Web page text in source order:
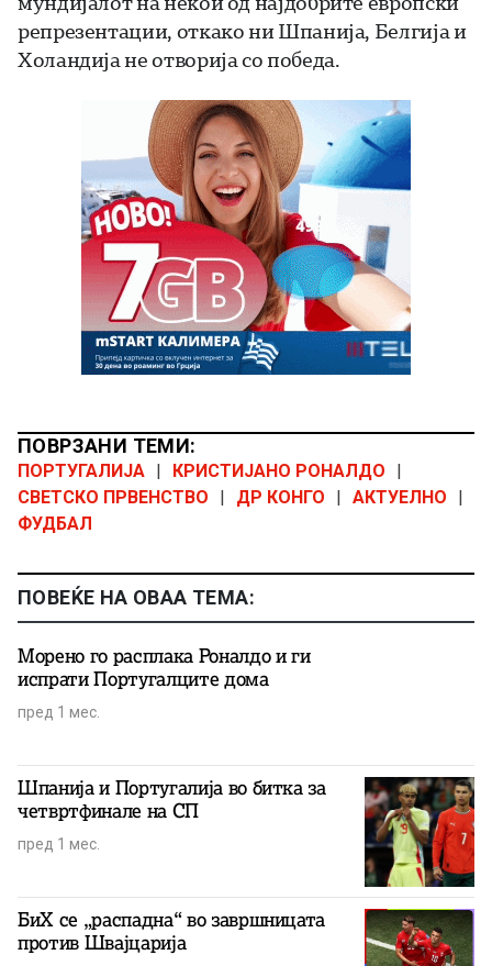
репрезентации, откако ни Шпанија, Белгија и
Холандија не отворија со победа.
ПОВРЗАНИ ТЕМИ:
ПОРТУГАЛИЈА КРИСТИЈАНО РОНАЛДО
СВЕТСКО ПРВЕНСТВО
ДР КОНГО АКТУЕЛНО
ФУДБАЛ
ПОВЕЌЕ НА ОВАА ТЕМА:
Морено го расплака Роналдо и ги
испрати Португалците дома
пред 1 мес.
Шпанија и Португалија во битка за
четвртфинале на СП
пред 1 мес.
БиХ се „распадна“ во завршницата
против Швајцарија